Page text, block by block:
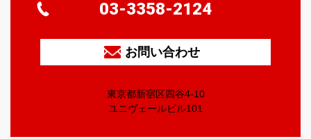
03-3358-2124
お問い合わせ
東京都新宿区四谷4-10
ユニヴェールビル101